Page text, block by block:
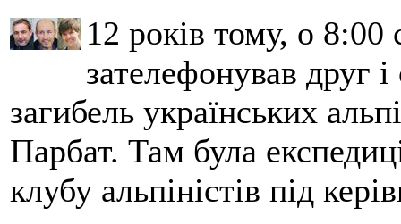
12 років тому, о 8:00
зателефонував друг
загибель українських
Парбат. Там була
клубу альпіністів під